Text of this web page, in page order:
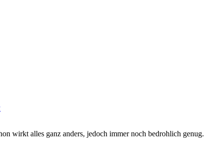
wirkt alles ganz anders, jedoch immer noch bedrohlich genug.